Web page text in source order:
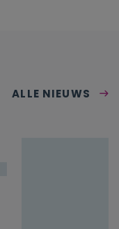
ALLE NIEUWS